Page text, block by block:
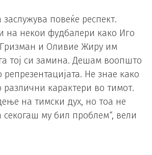
повеќе респект.
на некои фудбалери како Иго
и Оливие Жиру им
тој си замина. Дешам воопшто
Не знае како
карактери во тимот.
на тимски дух, но тоа не
секогаш му бил проблем“, вели